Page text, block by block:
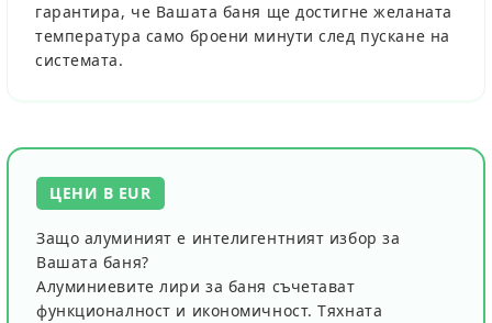
гарантира, че Вашата баня ще достигне желаната
температура само броени минути след пускане на
системата.
ЦЕНИ В EUR
Защо алуминият е интелигентният избор за
Вашата баня?
Алуминиевите лири за баня съчетават
функционалност и икономичност. Тяхната